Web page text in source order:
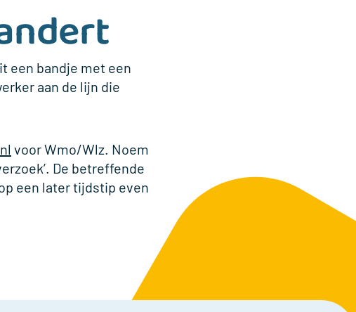
een bandje met een
aan de lijn die
voor Wmo/Wlz. Noem
. De betreffende
een later tijdstip even